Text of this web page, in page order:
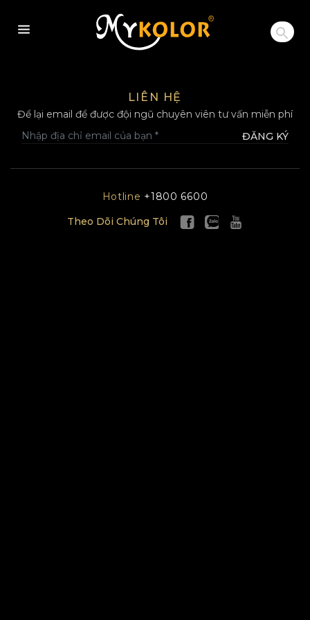
MYKOLOR
LIÊN HỆ
Để lại email để được đội ngũ chuyên viên tư vấn miễn phí
ĐĂNG KÝ
Hotline +1800 6600
Theo Dõi Chúng Tôi